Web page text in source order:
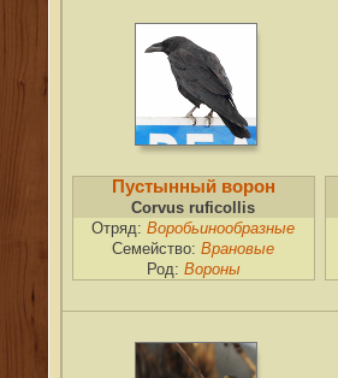
Пустынный ворон
Corvus ruficollis
Отряд:Воробьинообразные
Семейство:Врановые
Род: Вороны